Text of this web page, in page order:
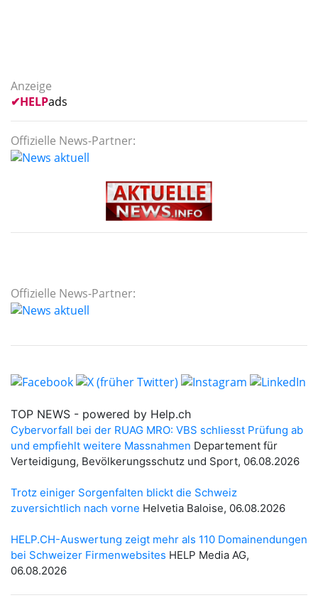
Anzeige
✔HELPads
Offizielle News-Partner:
Offizielle News-Partner: